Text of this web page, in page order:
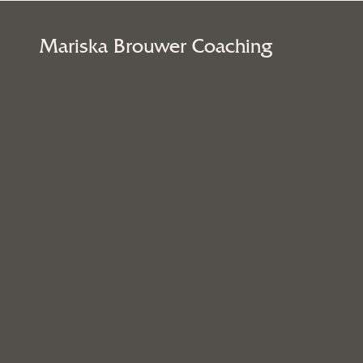
Mariska Brouwer Coaching